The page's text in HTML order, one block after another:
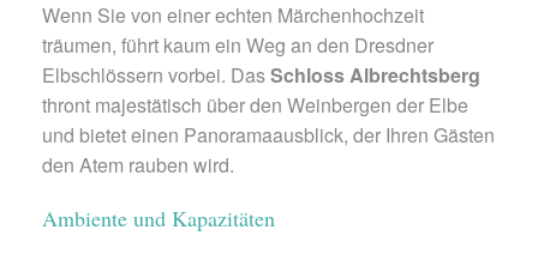
Wenn Sie von einer echten Märchenhochzeit
träumen, führt kaum ein Weg an den Dresdner
Elbschlössern vorbei. DasSchloss Albrechtsberg
thront majestätisch über den Weinbergen der Elbe
und bietet einen Panoramaausblick, der Ihren Gästen
den Atem rauben wird.
Ambiente und Kapazitäten